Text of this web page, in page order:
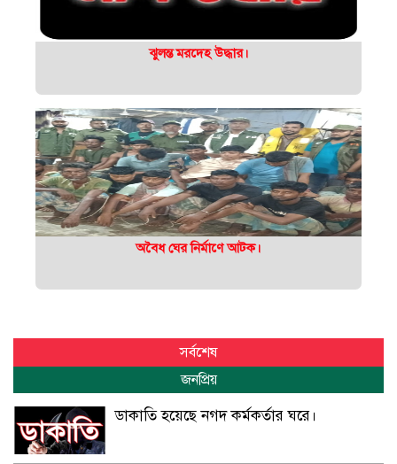
ঝুলন্ত মরদেহ উদ্ধার।
অবৈধ ঘের নির্মাণে আটক।
সর্বশেষ
জনপ্রিয়
ডাকাতি হয়েছে নগদ কর্মকর্তার ঘরে।